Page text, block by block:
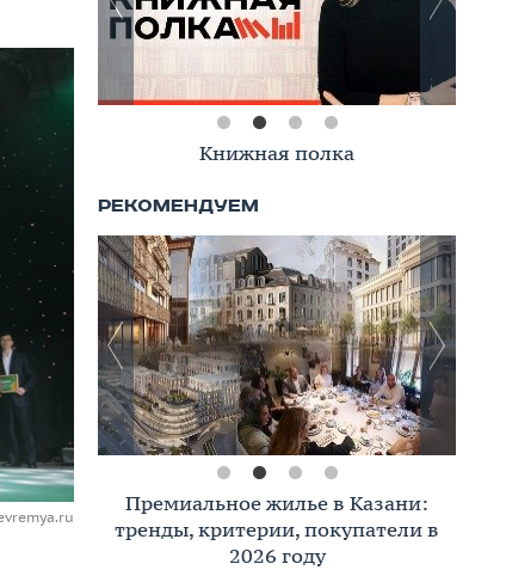
Книжная полка
Премиальное жилье в Казани:
тренды, критерии, покупатели в
2026 году